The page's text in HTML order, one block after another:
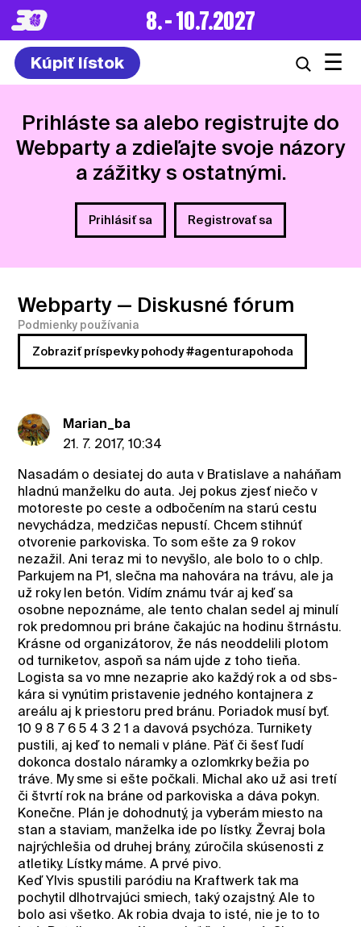
8. – 10.7.2027
Kúpiť lístok ☰
Prihláste sa alebo registrujte do
Webparty a zdieľajte svoje názory
a zážitky s ostatnými.
Prihlásiť sa Registrovať sa
Webparty — Diskusné fórum
Podmienky používania
Zobraziť príspevky pohody #agenturapohoda
Marian_ba
21. 7. 2017, 10:34
Nasadám o desiatej do auta v Bratislave a naháňam
hladnú manželku do auta. Jej pokus zjesť niečo v
motoreste po ceste a odbočením na starú cestu
nevychádza, medzičas nepustí. Chcem stihnúť
otvorenie parkoviska. To som ešte za 9 rokov
nezažil. Ani teraz mi to nevyšlo, ale bolo to o chlp.
Parkujem na P1, slečna ma nahovára na trávu, ale ja
už roky len betón. Vidím známu tvár aj keď sa
osobne nepoznáme, ale tento chalan sedel aj minulí
rok predomnou pri bráne čakajúc na hodinu štrnástu.
Krásne od organizátorov, že nás neoddelili plotom
od turniketov, aspoň sa nám ujde z toho tieňa.
Logista sa vo mne nezaprie ako každý rok a od sbs-
kára si vynútim pristavenie jedného kontajnera z
areálu aj k priestoru pred bránu. Poriadok musí byť.
10 9 8 7 6 5 4 3 2 1 a davová psychóza. Turnikety
pustili, aj keď to nemali v pláne. Päť či šesť ľudí
dokonca dostalo náramky a ozlomkrky bežia po
tráve. My sme si ešte počkali. Michal ako už asi tretí
či štvrtí rok na bráne od parkoviska a dáva pokyn.
Konečne. Plán je dohodnutý, ja vyberám miesto na
stan a staviam, manželka ide po lístky. Ževraj bola
najrýchlešia od druhej brány, zúročila skúsenosti z
atletiky. Lístky máme. A prvé pivo.
Keď Ylvis spustili paródiu na Kraftwerk tak ma
pochytil dlhotrvajúci smiech, taký ozajstný. Ale to
bolo asi všetko. Ak robia dvaja to isté, nie je to to